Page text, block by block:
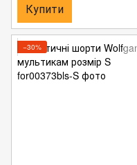
Купити
−30%